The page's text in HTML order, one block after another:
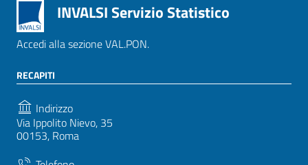
INVALSI Servizio Statistico
Accedi alla sezione VAL.PON.
RECAPITI
Indirizzo
Via Ippolito Nievo, 35
00153, Roma